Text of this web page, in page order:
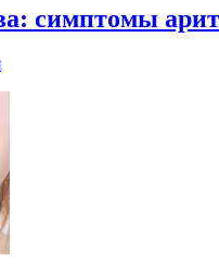
симптомы